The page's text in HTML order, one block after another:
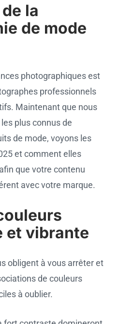
la
de mode
photographiques est
professionnels
Maintenant que nous
plus connus de
de mode, voyons les
et comment elles
que votre contenu
avec votre marque.
et vibrante
obligent à vous arrêter et
de couleurs
à oublier.